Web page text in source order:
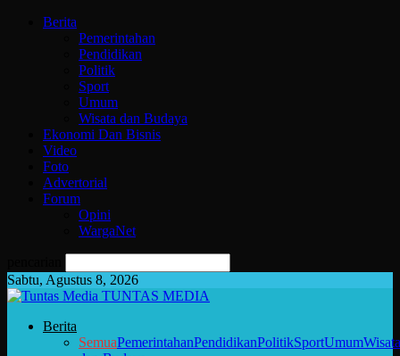
Berita
Pemerintahan
Pendidikan
Politik
Sport
Umum
Wisata dan Budaya
Ekonomi Dan Bisnis
Video
Foto
Advertorial
Forum
Opini
WargaNet
Sabtu, Agustus 8, 2026
TUNTAS MEDIA
Berita
SemuaPemerintahanPendidikanPolitikSportUmumWisata